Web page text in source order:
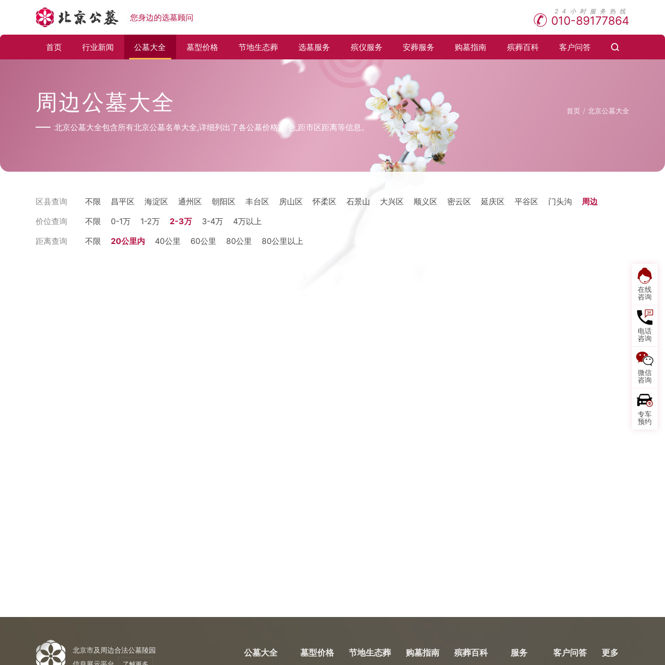
您身边的选墓顾问 010-89177864
首页 行业新闻 公墓大全 墓型价格 节地生态葬 选墓服务 殡仪服务 安葬服务 购墓指南 殡葬百科 客户问答
在线
咨询
电话
咨询
微信
咨询
专车
预约
周边公墓大全
北京公墓大全包含所有北京公墓名单大全,详细列出了各公墓价格,特色,距市区距离等信息。
首页 北京公墓大全
区县查询 不限 昌平区 海淀区 通州区 朝阳区 丰台区 房山区 怀柔区 石景山 大兴区 顺义区 密云区 延庆区 平谷区 门头沟
周边
价位查询
不限 0-1万 1-2万 2-3万 3-4万
4万以上
距离查询
不限 20公里内 40公里 60公里 80公里 80公里以上
北京市及周边合法公墓陵园
公墓大全 墓型价格 节地生态葬 购墓指南 殡葬百科 服务 客户问答 更多